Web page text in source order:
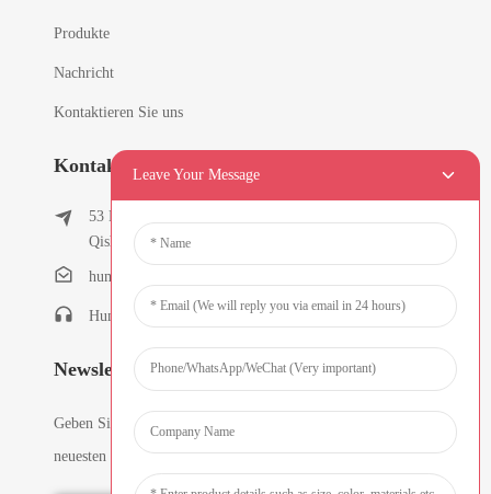
Produkte
Nachricht
Kontaktieren Sie uns
Kontaktinformationen
53 East Chunfeng Road, Dorf Tielukeng, Stadt
Qishi, Dongguan, Guangdong, China
humanlu@foxmail.com
Humanlu: +86-15818288461
Newsletter
Geben Sie Ihre E-Mail-Adresse ein und wir senden Ihnen die
neuesten Informationen zu den Tarifen.
Leave Your Message